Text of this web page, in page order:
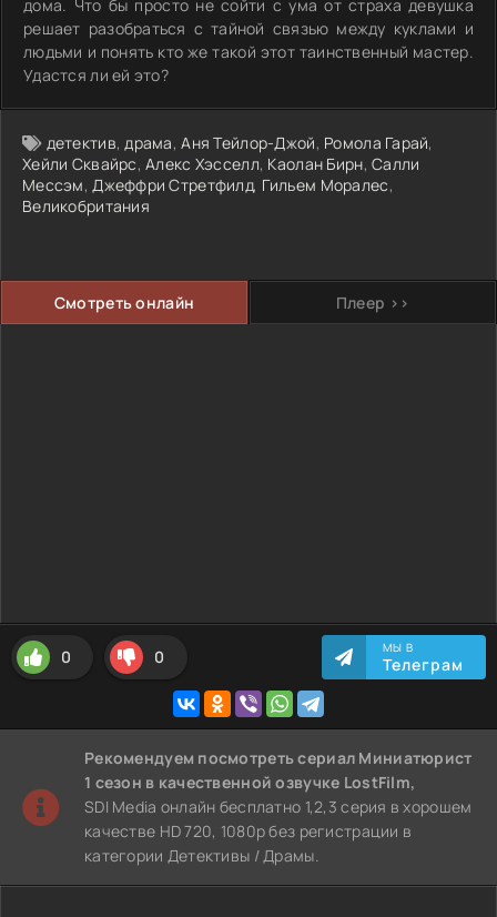
дома. Что бы просто не сойти с ума от страха девушка
решает разобраться с тайной связью между куклами и
людьми и понять кто же такой этот таинственный мастер.
Удастся ли ей это?
детектив,драма,Аня Тейлор-Джой, Ромола Гарай,
Хейли Сквайрс,Алекс Хэсселл, Каолан Бирн,Салли
Мессэм,Джеффри Стретфилд, Гильем Моралес,
Великобритания
Смотреть онлайн Плеер >>
0 0 МЫ В
Телеграм
Рекомендуем посмотреть сериал Миниатюрист
1 сезон в качественной озвучке LostFilm,
SDI Media онлайн бесплатно 1,2,3 серия в хорошем
качестве HD 720, 1080p без регистрации в
категории Детективы / Драмы.